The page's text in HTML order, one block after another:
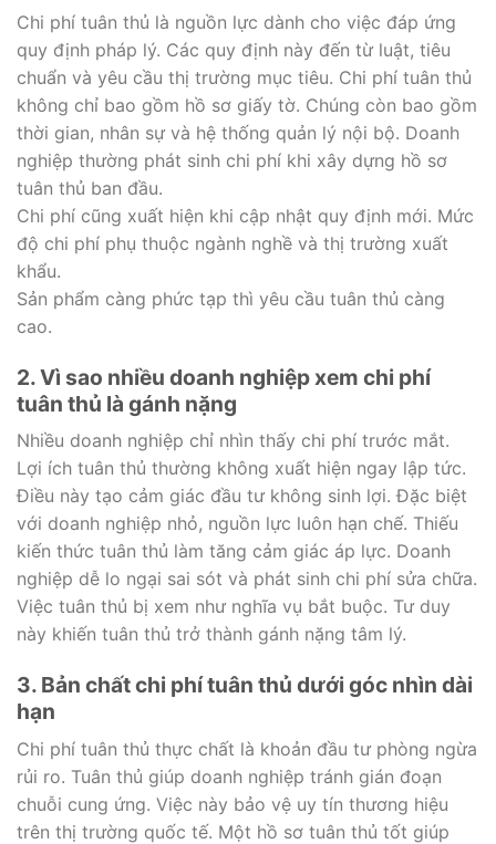
Chi phí tuân thủ là nguồn lực dành cho việc đáp ứng
quy định pháp lý. Các quy định này đến từ luật, tiêu
chuẩn và yêu cầu thị trường mục tiêu. Chi phí tuân thủ
không chỉ bao gồm hồ sơ giấy tờ. Chúng còn bao gồm
thời gian, nhân sự và hệ thống quản lý nội bộ. Doanh
nghiệp thường phát sinh chi phí khi xây dựng hồ sơ
tuân thủ ban đầu.
Chi phí cũng xuất hiện khi cập nhật quy định mới. Mức
độ chi phí phụ thuộc ngành nghề và thị trường xuất
khẩu.
Sản phẩm càng phức tạp thì yêu cầu tuân thủ càng
cao.
2. Vì sao nhiều doanh nghiệp xem chi phí
tuân thủ là gánh nặng
Nhiều doanh nghiệp chỉ nhìn thấy chi phí trước mắt.
Lợi ích tuân thủ thường không xuất hiện ngay lập tức.
Điều này tạo cảm giác đầu tư không sinh lợi. Đặc biệt
với doanh nghiệp nhỏ, nguồn lực luôn hạn chế. Thiếu
kiến thức tuân thủ làm tăng cảm giác áp lực. Doanh
nghiệp dễ lo ngại sai sót và phát sinh chi phí sửa chữa.
Việc tuân thủ bị xem như nghĩa vụ bắt buộc. Tư duy
này khiến tuân thủ trở thành gánh nặng tâm lý.
3. Bản chất chi phí tuân thủ dưới góc nhìn dài
hạn
Chi phí tuân thủ thực chất là khoản đầu tư phòng ngừa
rủi ro. Tuân thủ giúp doanh nghiệp tránh gián đoạn
chuỗi cung ứng. Việc này bảo vệ uy tín thương hiệu
trên thị trường quốc tế. Một hồ sơ tuân thủ tốt giúp